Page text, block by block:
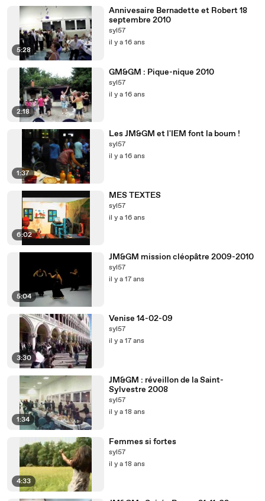
5:28
Annivesaire Bernadette et Robert 18
septembre 2010
syl57
il y a 16 ans
2:18
GM&GM : Pique-nique 2010
syl57
il y a 16 ans
1:37
Les JM&GM et l'IEM font la boum !
syl57
il y a 16 ans
6:02
MES TEXTES
syl57
il y a 16 ans
5:04
JM&GM mission cléopâtre 2009-2010
syl57
il y a 17 ans
3:30
Venise 14-02-09
syl57
il y a 17 ans
1:34
JM&GM : réveillon de la Saint-
Sylvestre 2008
syl57
il y a 18 ans
4:33
Femmes si fortes
syl57
il y a 18 ans